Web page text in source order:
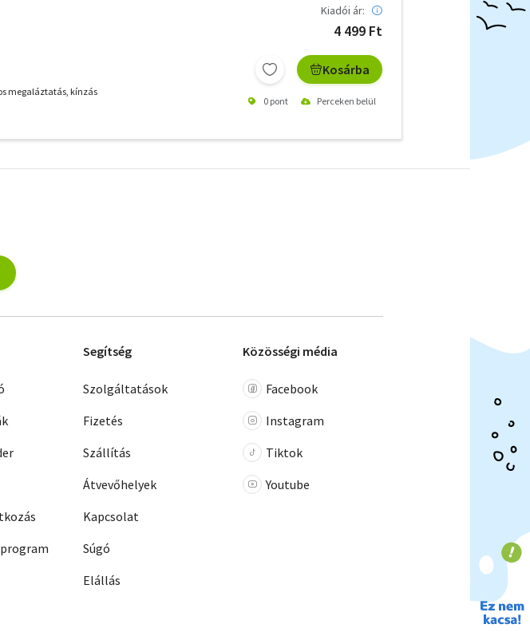
megaláztatás, kínzás
Kiadói ár:
4 499 Ft
Kosárba
0 pont Perceken belül
Segítség
Szolgáltatások
Fizetés
Szállítás
Átvevőhelyek
Kapcsolat
Súgó
Elállás
Közösségi média
Facebook
Instagram
Tiktok
Youtube